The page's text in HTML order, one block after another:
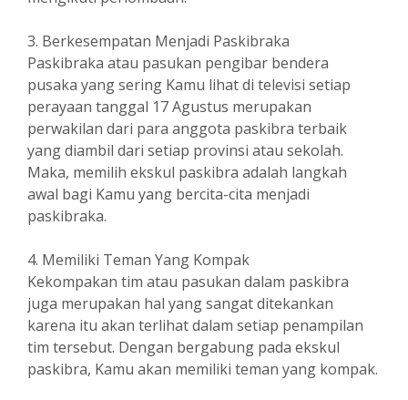
3. Berkesempatan Menjadi Paskibraka
Paskibraka atau pasukan pengibar bendera
pusaka yang sering Kamu lihat di televisi setiap
perayaan tanggal 17 Agustus merupakan
perwakilan dari para anggota paskibra terbaik
yang diambil dari setiap provinsi atau sekolah.
Maka, memilih ekskul paskibra adalah langkah
awal bagi Kamu yang bercita-cita menjadi
paskibraka.
4. Memiliki Teman Yang Kompak
Kekompakan tim atau pasukan dalam paskibra
juga merupakan hal yang sangat ditekankan
karena itu akan terlihat dalam setiap penampilan
tim tersebut. Dengan bergabung pada ekskul
paskibra, Kamu akan memiliki teman yang kompak.